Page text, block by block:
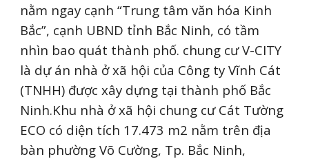
nằm ngay cạnh “Trung tâm văn hóa Kinh
Bắc”, cạnh UBND tỉnh Bắc Ninh, có tầm
nhìn bao quát thành phố. chung cư V-CITY
là dự án nhà ở xã hội của Công ty Vĩnh Cát
(TNHH) được xây dựng tại thành phố Bắc
Ninh.Khu nhà ở xã hội chung cư Cát Tường
ECO có diện tích 17.473 m2 nằm trên địa
bàn phường Võ Cường, Tp. Bắc Ninh,